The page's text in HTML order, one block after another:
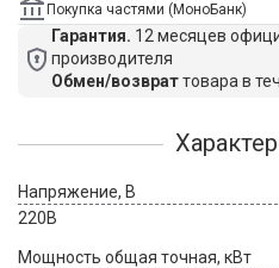
Покупка частями (МоноБанк)
Гарантия. 12 месяцев
производителя
Обмен/возвраттовара в
Напряжение, В
220В
Мощность общая точная, кВт